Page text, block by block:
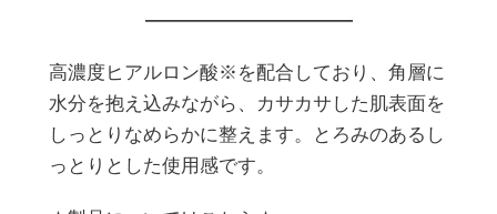
———————————
高濃度ヒアルロン酸※を配合しており、角層に
水分を抱え込みながら、カサカサした肌表面を
しっとりなめらかに整えます。とろみのあるし
っとりとした使用感です。